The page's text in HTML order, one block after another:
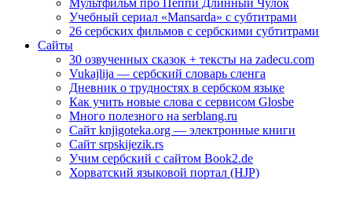
Мультфильм про Пеппи Длинный Чулок
Учебный сериал «Mansarda» с субтитрами
26 сербских фильмов с сербскими субтитрами
Сайты
30 озвученных сказок + тексты на zadecu.com
Vukajlija — сербский словарь сленга
Дневник о трудностях в сербском языке
Как учить новые слова с сервисом Glosbe
Много полезного на serblang.ru
Сайт knjigoteka.org — электронные книги
Сайт srpskijezik.rs
Учим сербский с сайтом Book2.de
Хорватский языковой портал (HJP)